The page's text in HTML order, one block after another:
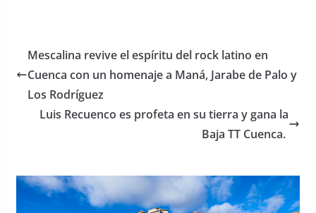
e
b
o
o
er s
A
p
Mescalina revive el espíritu del rock latino en
Cuenca con un homenaje a Maná, Jarabe de Palo y
Los Rodríguez
Luis Recuenco es profeta en su tierra y gana la
Baja TT Cuenca.